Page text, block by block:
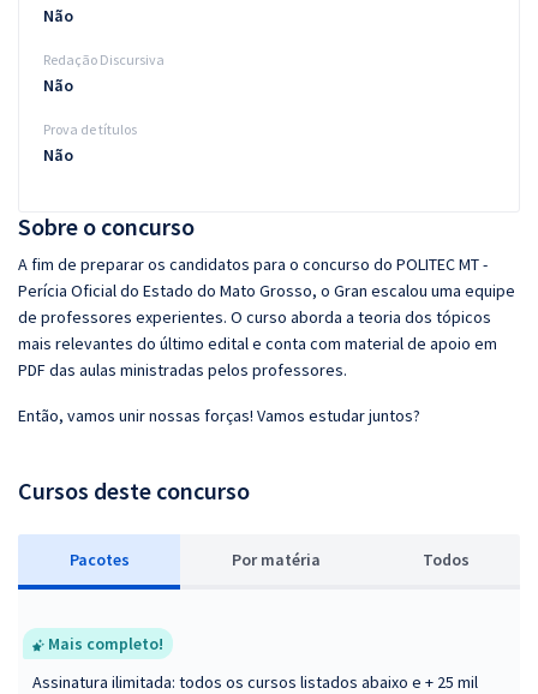
Sobre o concurso
A fim de preparar os candidatos para o concurso do POLITEC MT -
Perícia Oficial do Estado do Mato Grosso, o Gran escalou uma equipe
de professores experientes. O curso aborda a teoria dos tópicos
mais relevantes do último edital e conta com material de apoio em
PDF das aulas ministradas pelos professores.
Então, vamos unir nossas forças! Vamos estudar juntos?
Cursos deste concurso
Pacotes Por matéria Todos
Mais completo!
Assinatura ilimitada: todos os cursos listados abaixo e + 25 mil
Não
Redação Discursiva
Não
Prova de títulos
Não